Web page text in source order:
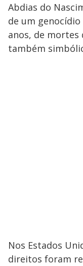
Abdias do
de um
anos, de mortes
também
Nos Estados
direitos foram